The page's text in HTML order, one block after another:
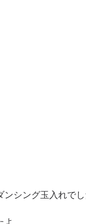
ンシング玉入れで
。